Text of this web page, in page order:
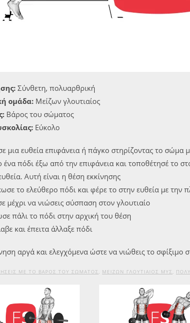
Σύνθετη, πολυαρθρική
ομάδα: Μείζων γλουτιαίος
Βάρος του σώματος
Εύκολο
μια ευθεία επιφάνεια ή πάγκο στηρίζοντας το σώμα
ένα πόδι έξω από την επιφάνεια και τοποθέτησέ το
Αυτή είναι η θέση εκκίνησης
το ελεύθερο πόδι και φέρε το στην ευθεία με την
μέχρι να νιώσεις σύσπαση στον γλουτιαίο
πάλι το πόδι στην αρχική του θέση
και έπειτα άλλαξε πόδι
αργά και ελεγχόμενα ώστε να νιώθεις το σφίξιμο
ΜΕ ΤΟ ΒΆΡΟΣ ΤΟΥ ΣΏΜΑΤΟΣ , ΜΕΊΖΩΝ ΓΛΟΥΤΙΑΊΟΣ ΜΥΣ ,